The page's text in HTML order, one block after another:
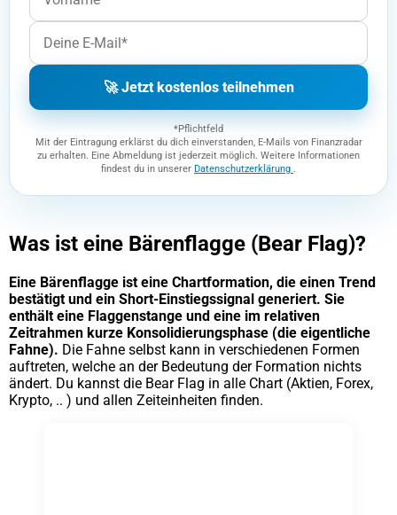
🚀 Jetzt kostenlos teilnehmen
*Pflichtfeld
Mit der Eintragung erklärst du dich einverstanden, E-Mails von Finanzradar
zu erhalten. Eine Abmeldung ist jederzeit möglich. Weitere Informationen
findest du in unserer Datenschutzerklärung .
Was ist eine Bärenflagge (Bear Flag)?
Eine Bärenflagge ist eine Chartformation, die einen Trend
bestätigt und ein Short-Einstiegssignal generiert. Sie
enthält eine Flaggenstange und eine im relativen
Zeitrahmen kurze Konsolidierungsphase (die eigentliche
Fahne). Die Fahne selbst kann in verschiedenen Formen
auftreten, welche an der Bedeutung der Formation nichts
ändert. Du kannst die Bear Flag in alle Chart (Aktien, Forex,
Krypto, .. ) und allen Zeiteinheiten finden.